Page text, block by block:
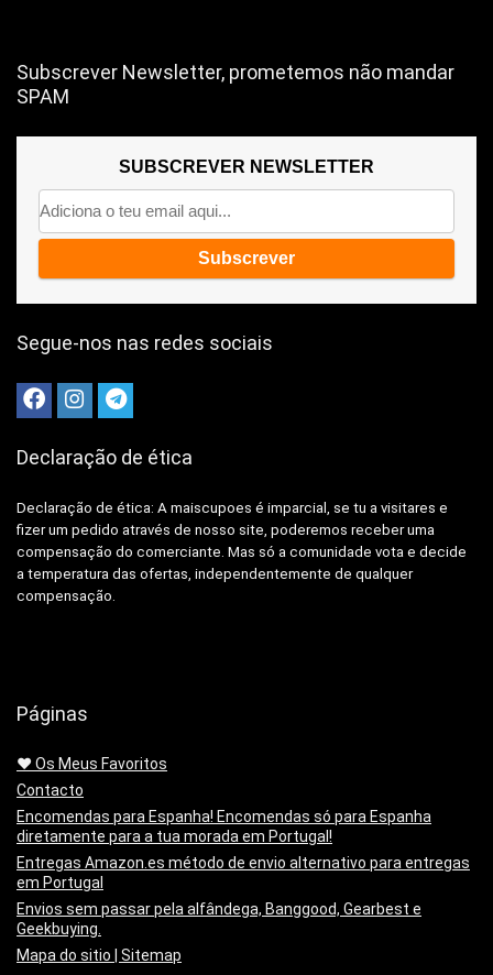
Subscrever Newsletter, prometemos não mandar
SPAM
SUBSCREVER NEWSLETTER
Segue-nos nas redes sociais
Declaração de ética
Declaração de ética: A maiscupoes é imparcial, se tu a visitares e
fizer um pedido através de nosso site, poderemos receber uma
compensação do comerciante. Mas só a comunidade vota e decide
a temperatura das ofertas, independentemente de qualquer
compensação.
Páginas
❤️ Os Meus Favoritos
Contacto
Encomendas para Espanha! Encomendas só para Espanha
diretamente para a tua morada em Portugal!
Entregas Amazon.es método de envio alternativo para entregas
em Portugal
Envios sem passar pela alfândega, Banggood, Gearbest e
Geekbuying.
Mapa do sitio | Sitemap